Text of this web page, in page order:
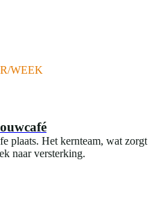
WEEK
plaats. Het kernteam, wat zorgt
naar versterking.